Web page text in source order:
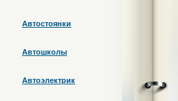
Автостоянки
Автошколы
Автоэлектрик